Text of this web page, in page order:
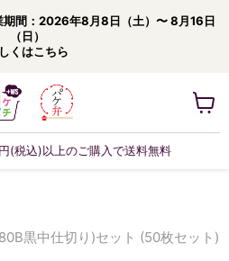
期間：2026年8月8日（土）〜 8月16日
（日）
くはこちら
(税込)以上のご購入で送料無料
ー
黒中仕切り)セット (50枚セット)